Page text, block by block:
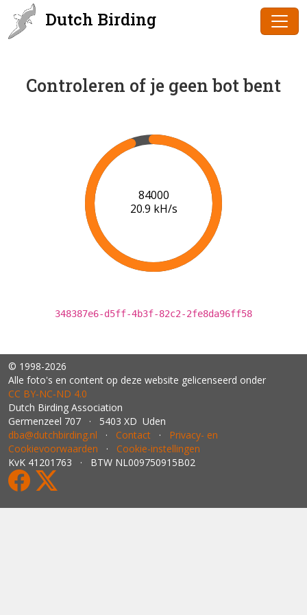
Dutch Birding
Controleren of je geen bot bent
86000
20.9 kH/s
348387e6-d5ff-4b3f-82c2-2fe8da96ff58
© 1998-2026
Alle foto's en content op deze website gelicenseerd onder
CC BY‑NC‑ND 4.0
Dutch Birding Association
Germenzeel 707 · 5403 XD Uden
dba@dutchbirding.nl · Contact · Privacy- en
Cookievoorwaarden · Cookie-instellingen
KvK 41201763 · BTW NL009750915B02